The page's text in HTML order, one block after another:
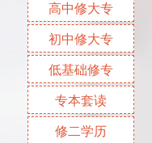
高中修大专
初中修大专
低基础修专
专本套读
修二学历